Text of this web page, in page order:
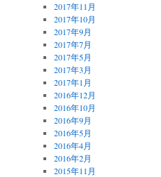
2017年11月
2017年10月
2017年9月
2017年7月
2017年5月
2017年3月
2017年1月
2016年12月
2016年10月
2016年9月
2016年5月
2016年4月
2016年2月
2015年11月